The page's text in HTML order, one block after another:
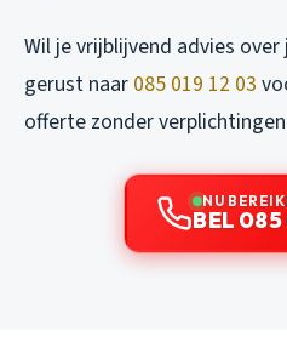
Wil je vrijblijvend advies
gerust naar 085 019 12 03
offerte zonder
NU
BEL 085